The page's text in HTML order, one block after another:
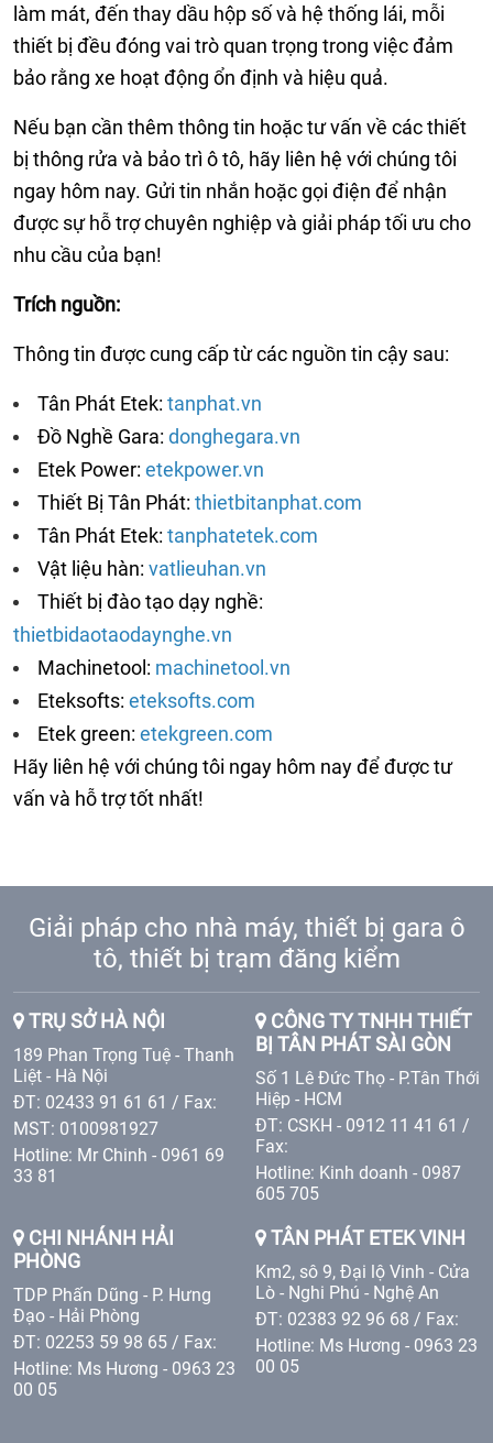
làm mát, đến thay dầu hộp số và hệ thống lái, mỗi
thiết bị đều đóng vai trò quan trọng trong việc đảm
bảo rằng xe hoạt động ổn định và hiệu quả.
Nếu bạn cần thêm thông tin hoặc tư vấn về các thiết
bị thông rửa và bảo trì ô tô, hãy liên hệ với chúng tôi
ngay hôm nay. Gửi tin nhắn hoặc gọi điện để nhận
được sự hỗ trợ chuyên nghiệp và giải pháp tối ưu cho
nhu cầu của bạn!
Trích nguồn:
Thông tin được cung cấp từ các nguồn tin cậy sau:
Tân Phát Etek: tanphat.vn
Đồ Nghề Gara: donghegara.vn
Etek Power: etekpower.vn
Thiết Bị Tân Phát: thietbitanphat.com
Tân Phát Etek: tanphatetek.com
Vật liệu hàn: vatlieuhan.vn
Thiết bị đào tạo dạy nghề:
thietbidaotaodaynghe.vn
Machinetool: machinetool.vn
Eteksofts: eteksofts.com
Etek green: etekgreen.com
Hãy liên hệ với chúng tôi ngay hôm nay để được tư
vấn và hỗ trợ tốt nhất!
Giải pháp cho nhà máy, thiết bị gara ô
tô, thiết bị trạm đăng kiểm
TRỤ SỞ HÀ NỘI
189 Phan Trọng Tuệ - Thanh
Liệt - Hà Nội
ĐT: 02433 91 61 61 / Fax:
MST: 0100981927
Hotline: Mr Chinh - 0961 69
33 81
CÔNG TY TNHH THIẾT
BỊ TÂN PHÁT SÀI GÒN
Số 1 Lê Đức Thọ - P.Tân Thới
Hiệp - HCM
ĐT: CSKH - 0912 11 41 61 /
Fax:
Hotline: Kinh doanh - 0987
605 705
CHI NHÁNH HẢI
PHÒNG
TDP Phấn Dũng - P. Hưng
Đạo - Hải Phòng
ĐT: 02253 59 98 65 / Fax:
Hotline: Ms Hương - 0963 23
00 05
TÂN PHÁT ETEK VINH
Km2, sô 9, Đại lộ Vinh - Cửa
Lò - Nghi Phú - Nghệ An
ĐT: 02383 92 96 68 / Fax:
Hotline: Ms Hương - 0963 23
00 05